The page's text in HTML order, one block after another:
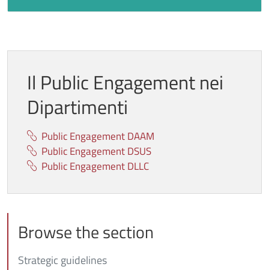
Il Public Engagement nei
Dipartimenti
Public Engagement DAAM
Public Engagement DSUS
Public Engagement DLLC
Browse the section
Strategic guidelines